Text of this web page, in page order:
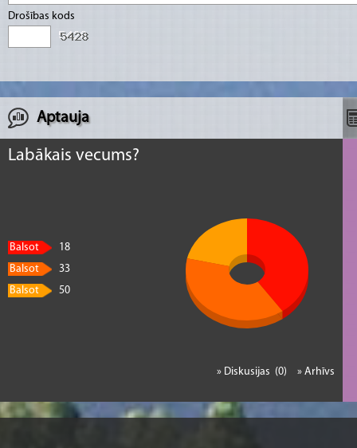
Drošības kods
Aptauja
Labākais vecums?
Balsot
18
Balsot
33
Balsot
50
» Arhīvs
» Diskusijas (0)